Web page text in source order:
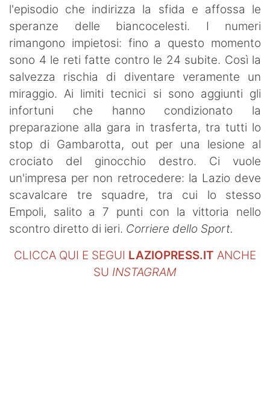
l'episodio che indirizza la sfida e affossa le
speranze delle biancocelesti. I numeri
rimangono impietosi: fino a questo momento
sono 4 le reti fatte contro le 24 subite. Così la
salvezza rischia di diventare veramente un
miraggio. Ai limiti tecnici si sono aggiunti gli
infortuni che hanno condizionato la
preparazione alla gara in trasferta, tra tutti lo
stop di Gambarotta, out per una lesione al
crociato del ginocchio destro. Ci vuole
un'impresa per non retrocedere: la Lazio deve
scavalcare tre squadre, tra cui lo stesso
Empoli, salito a 7 punti con la vittoria nello
scontro diretto di ieri. Corriere dello Sport.
CLICCA QUI E SEGUI LAZIOPRESS.IT ANCHE
SU INSTAGRAM